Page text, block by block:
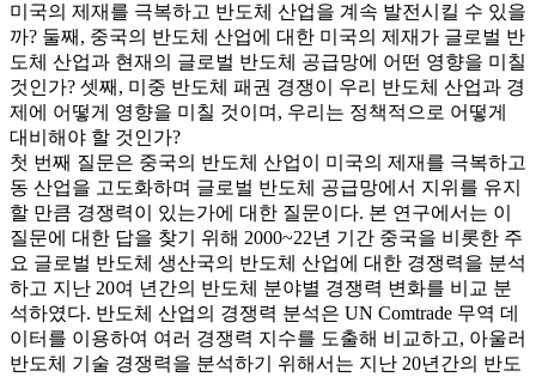
미국의 제재를 극복하고 반도체 산업을 계속 발전시킬 수 있을
까? 둘째, 중국의 반도체 산업에 대한 미국의 제재가 글로벌 반
도체 산업과 현재의 글로벌 반도체 공급망에 어떤 영향을 미칠
것인가? 셋째, 미중 반도체 패권 경쟁이 우리 반도체 산업과 경
제에 어떻게 영향을 미칠 것이며, 우리는 정책적으로 어떻게
대비해야 할 것인가?
첫 번째 질문은 중국의 반도체 산업이 미국의 제재를 극복하고
동 산업을 고도화하며 글로벌 반도체 공급망에서 지위를 유지
할 만큼 경쟁력이 있는가에 대한 질문이다. 본 연구에서는 이
질문에 대한 답을 찾기 위해 2000~22년 기간 중국을 비롯한 주
요 글로벌 반도체 생산국의 반도체 산업에 대한 경쟁력을 분석
하고 지난 20여 년간의 반도체 분야별 경쟁력 변화를 비교 분
석하였다. 반도체 산업의 경쟁력 분석은 UN Comtrade 무역 데
이터를 이용하여 여러 경쟁력 지수를 도출해 비교하고, 아울러
반도체 기술 경쟁력을 분석하기 위해서는 지난 20년간의 반도